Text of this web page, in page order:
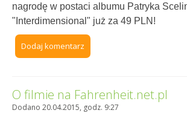
nagrodę w postaci albumu Patryka
"Interdimensional" już za 49 PLN!
Dodaj komentarz
O filmie na Fahrenheit.net.pl
Dodano 20.04.2015, godz. 9:27